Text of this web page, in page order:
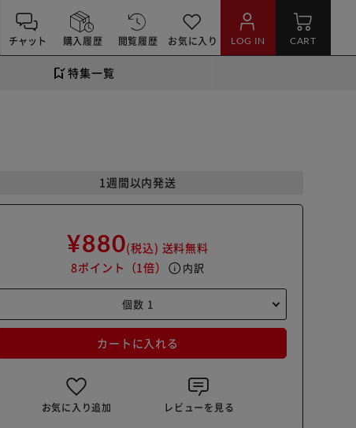
チャット 購入履歴 閲覧履歴 お気に入り LOG IN CART
特集一覧
1週間以内発送
¥880(税込) 送料無料
8ポイント （1倍） info 内訳
カートに入れる
お気に入り追加 レビューを見る